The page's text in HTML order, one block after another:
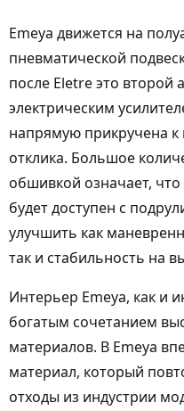
Emeya движется на
пневматической
после Eletre это второй
электрическим
напрямую прикручена
отклика. Большое
обшивкой означает,
будет доступен с
улучшить как
так и стабильность на
Интерьер Emeya, как и
богатым сочетанием
материалов. В Emeya
материал, который
отходы из индустрии